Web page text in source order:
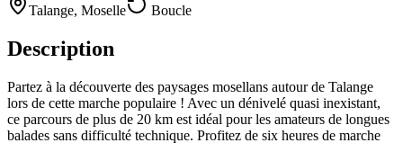
Talange, Moselle Boucle
Description
Partez à la découverte des paysages mosellans autour de Talange
lors de cette marche populaire ! Avec un dénivelé quasi inexistant,
ce parcours de plus de 20 km est idéal pour les amateurs de longues
balades sans difficulté technique. Profitez de six heures de marche